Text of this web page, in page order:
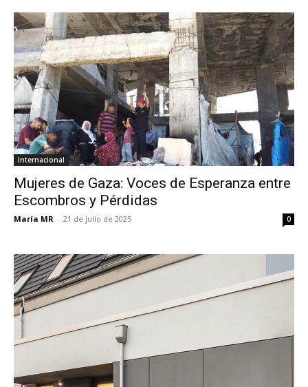
Internacional
Mujeres de Gaza: Voces de Esperanza entre
Escombros y Pérdidas
María MR - 21 de julio de 2025 0